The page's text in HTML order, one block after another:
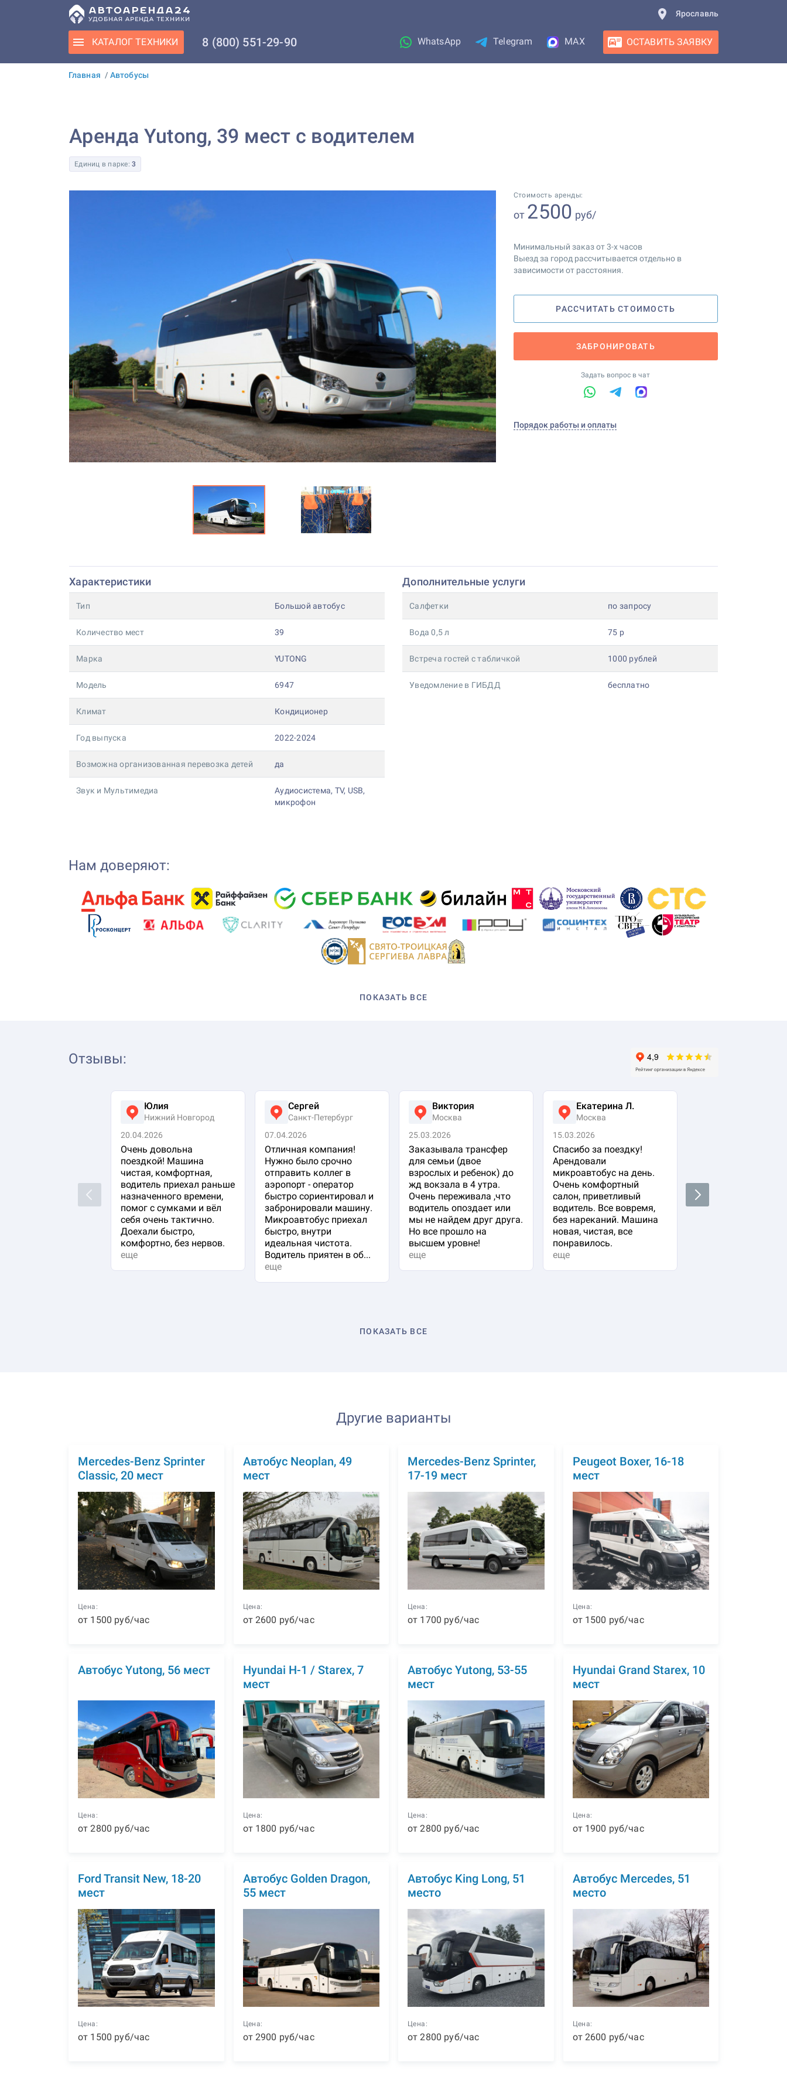
Ярославль
КАТАЛОГ ТЕХНИКИ 8 (800) 551-29-90 WhatsApp Telegram MAX ОСТАВИТЬ ЗАЯВКУ
Главная / Автобусы
Аренда Yutong, 39 мест с водителем
Единиц в парке: 3
Стоимость аренды:
от 2500 руб/
Минимальный заказ от 3-х часов
Выезд за город рассчитывается отдельно в
зависимости от расстояния.
РАССЧИТАТЬ СТОИМОСТЬ
ЗАБРОНИРОВАТЬ
Задать вопрос в чат
Порядок работы и оплаты
Характеристики
Тип Большой автобус
Количество мест 39
Марка YUTONG
Модель 6947
Климат Кондиционер
Год выпуска 2022-2024
Возможна организованная перевозка детей да
Звук и Мультимедиа
Аудиосистема, TV, USB,
микрофон
Дополнительные услуги
Салфетки по запросу
Вода 0,5 л 75 р
Встреча гостей с табличкой 1000 рублей
Уведомление в ГИБДД бесплатно
Нам доверяют:
ПОКАЗАТЬ ВСЕ
Отзывы:
Previous
Юлия
Нижний Новгород
20.04.2026
Очень довольна
поездкой! Машина
чистая, комфортная,
водитель приехал раньше
назначенного времени,
помог с сумками и вёл
себя очень тактично.
Доехали быстро,
комфортно, без нервов.
еще
Сергей
Санкт-Петербург
07.04.2026
Отличная компания!
Нужно было срочно
отправить коллег в
аэропорт - оператор
быстро сориентировал и
забронировали машину.
Микроавтобус приехал
быстро, внутри
идеальная чистота.
Водитель приятен в об...
еще
Виктория
Москва
25.03.2026
Заказывала трансфер
для семьи (двое
взрослых и ребенок) до
жд вокзала в 4 утра.
Очень переживала ,что
водитель опоздает или
мы не найдем друг друга.
Но все прошло на
высшем уровне!
еще
Екатерина Л.
Москва
15.03.2026
Спасибо за поездку!
Арендовали
микроавтобус на день.
Очень комфортный
салон, приветливый
водитель. Все вовремя,
без нареканий. Машина
новая, чистая, все
понравилось.
еще
очень довольна!
Водитель водит
плавно и аккуратно,
Next
ПОКАЗАТЬ ВСЕ
Другие варианты
Mercedes-Benz Sprinter
Classic, 20 мест
Цена:
от 1500 руб/час
Автобус Neoplan, 49
мест
Цена:
от 2600 руб/час
Mercedes-Benz Sprinter,
17-19 мест
Цена:
от 1700 руб/час
Peugeot Boxer, 16-18
мест
Цена:
от 1500 руб/час
Автобус Yutong, 56 мест
Цена:
от2800 руб/час
Hyundai H-1 / Starex, 7
мест
Цена:
от 1800 руб/час
Автобус Yutong, 53-55
мест
Цена:
от2800 руб/час
Hyundai Grand Starex, 10
мест
Цена:
от 1900 руб/час
Ford Transit New, 18-20
мест
Цена:
от 1500 руб/час
Автобус Golden Dragon,
55 мест
Цена:
от 2900 руб/час
Автобус King Long, 51
место
Цена:
от2800 руб/час
Автобус Mercedes, 51
место
Цена:
от 2600 руб/час